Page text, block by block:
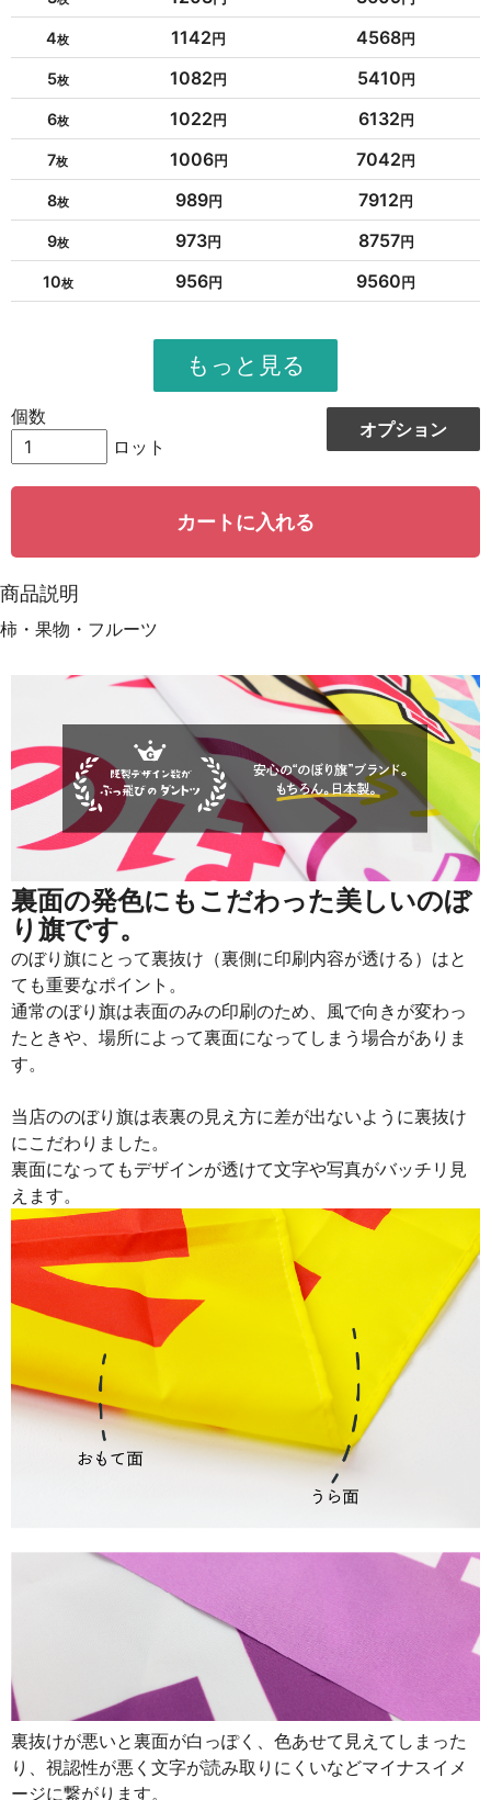
4 1142 4568
5 1082 5410
6 1022 6132
7 1006 7042
8 989 7912
9 973 8757
10 956 9560
951
12324
13216
15 942 14130
939
18
18460
921 19341
22 919 20218
917 21091
24 915
25 913 22825
26
27 909 24543
28 907 25396
29 905 26245
31
32 899 28768
33 897 29601
34 895
893
32040
32856
38 887 33706
885 34515
35320
876
38456
874 39330
46 873 40158
47 872
オプション
個数
ロット
カートに入れる
商品説明
柿・果物・フルーツ
裏面の発色にもこだわった美しいのぼ
り旗です。
のぼり旗にとって裏抜け（裏側に印刷内容が透ける）はと
ても重要なポイント。
通常のぼり旗は表面のみの印刷のため、風で向きが変わっ
たときや、場所によって裏面になってしまう場合がありま
す。
当店ののぼり旗は表裏の見え方に差が出ないように裏抜け
にこだわりました。
裏面になってもデザインが透けて文字や写真がバッチリ見
えます。
裏抜けが悪いと裏面が白っぽく、色あせて見えてしまった
り、視認性が悪く文字が読み取りにくいなどマイナスイメ
ージに繋がります。